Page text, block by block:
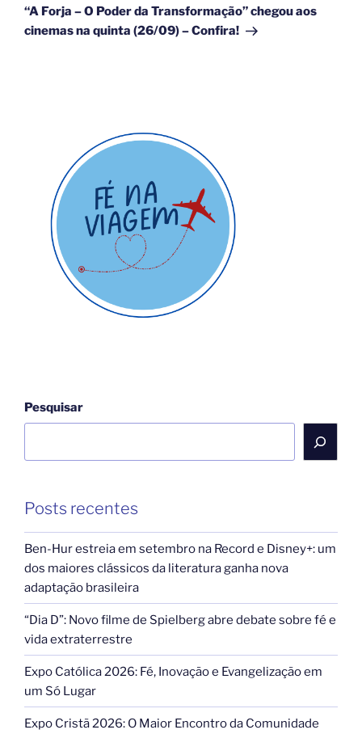
post
“A Forja – O Poder da Transformação” chegou aos
cinemas na quinta (26/09) – Confira!
Pesquisar
Posts recentes
Ben-Hur estreia em setembro na Record e Disney+: um
dos maiores clássicos da literatura ganha nova
adaptação brasileira
“Dia D”: Novo filme de Spielberg abre debate sobre fé e
vida extraterrestre
Expo Católica 2026: Fé, Inovação e Evangelização em
um Só Lugar
Expo Cristã 2026: O Maior Encontro da Comunidade